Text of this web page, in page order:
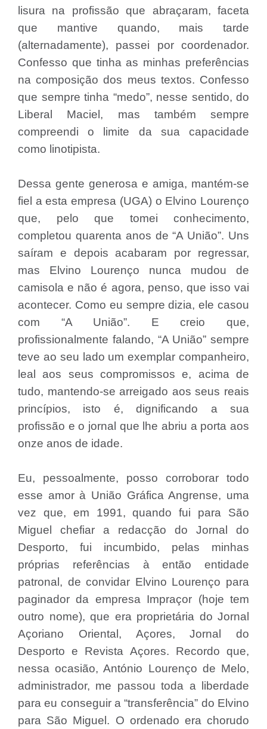
lisura na profissão que abraçaram, faceta
que mantive quando, mais tarde
(alternadamente), passei por coordenador.
Confesso que tinha as minhas preferências
na composição dos meus textos. Confesso
que sempre tinha “medo”, nesse sentido, do
Liberal Maciel, mas também sempre
compreendi o limite da sua capacidade
como linotipista.
Dessa gente generosa e amiga, mantém-se
fiel a esta empresa (UGA) o Elvino Lourenço
que, pelo que tomei conhecimento,
completou quarenta anos de “A União”. Uns
saíram e depois acabaram por regressar,
mas Elvino Lourenço nunca mudou de
camisola e não é agora, penso, que isso vai
acontecer. Como eu sempre dizia, ele casou
com “A União”. E creio que,
profissionalmente falando, “A União” sempre
teve ao seu lado um exemplar companheiro,
leal aos seus compromissos e, acima de
tudo, mantendo-se arreigado aos seus reais
princípios, isto é, dignificando a sua
profissão e o jornal que lhe abriu a porta aos
onze anos de idade.
Eu, pessoalmente, posso corroborar todo
esse amor à União Gráfica Angrense, uma
vez que, em 1991, quando fui para São
Miguel chefiar a redacção do Jornal do
Desporto, fui incumbido, pelas minhas
próprias referências à então entidade
patronal, de convidar Elvino Lourenço para
paginador da empresa Impraçor (hoje tem
outro nome), que era proprietária do Jornal
Açoriano Oriental, Açores, Jornal do
Desporto e Revista Açores. Recordo que,
nessa ocasião, António Lourenço de Melo,
administrador, me passou toda a liberdade
para eu conseguir a “transferência” do Elvino
para São Miguel. O ordenado era chorudo